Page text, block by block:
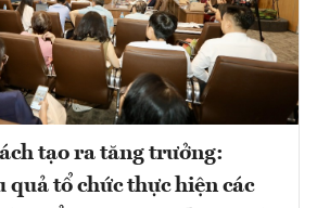
tạo ra tăng trưởng:
quả tổ chức thực hiện các